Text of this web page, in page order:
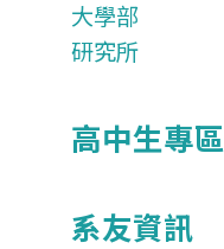
大學部
研究所
高中生專區
系友資訊